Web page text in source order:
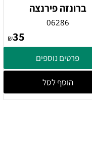
ברונזה פירנצה
06286
₪35
פרטים נוספים
הוסף לסל